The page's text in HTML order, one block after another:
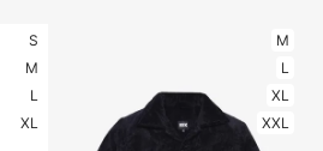
S
M
L
XL
M
L
XL
XXL